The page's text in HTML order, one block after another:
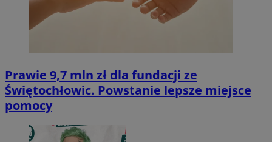
Prawie 9,7 mln zł dla fundacji ze
Świętochłowic. Powstanie lepsze miejsce
pomocy